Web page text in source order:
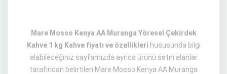
Mare Mosso Kenya AA Muranga Yöresel Çekirdek
Kahve 1 kg Kahve fiyatı ve özellikleri hususunda bilgi
alabileceğiniz sayfamızda ayrıca ürünü satın alanlar
tarafından belirtilen Mare Mosso Kenya AA Muranga